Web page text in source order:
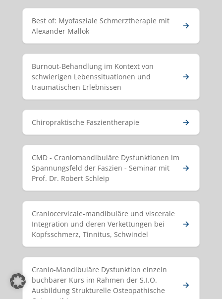
Best of: Myofasziale Schmerztherapie mit
Alexander Mallok
Burnout-Behandlung im Kontext von
schwierigen Lebenssituationen und
traumatischen Erlebnissen
Chiropraktische Faszientherapie
CMD - Craniomandibuläre Dysfunktionen im
Spannungsfeld der Faszien - Seminar mit
Prof. Dr. Robert Schleip
Craniocervicale-mandibuläre und viscerale
Integration und deren Verkettungen bei
Kopfsschmerz, Tinnitus, Schwindel
Cranio-Mandibuläre Dysfunktion einzeln
buchbarer Kurs im Rahmen der S.I.O.
Ausbildung Strukturelle Osteopathische